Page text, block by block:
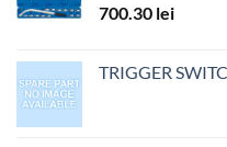
700.30 lei
TRIGGER